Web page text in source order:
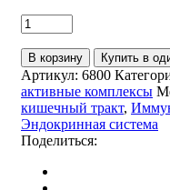
В корзину Купить в
Артикул: 6800
активные комплексы
кишечный тракт,
Эндокринная система
Поделиться: